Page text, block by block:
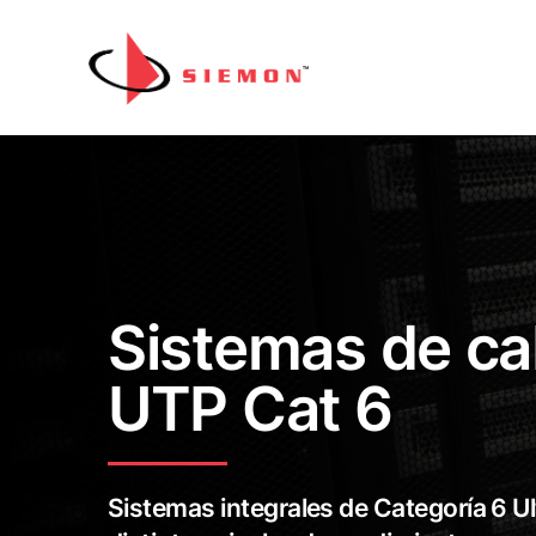
Sistemas de
UTP Cat 6
Sistemas integrales de Categoría 6